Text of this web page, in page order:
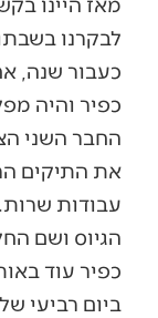
לבקרנו
כעבור שנה,
כפיר והיה
החבר השני
עבודות
הגיוס ושם
כפיר עוד
ביום רביעי